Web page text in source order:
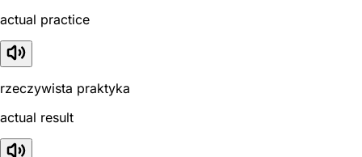
actual practice
rzeczywista praktyka
actual result